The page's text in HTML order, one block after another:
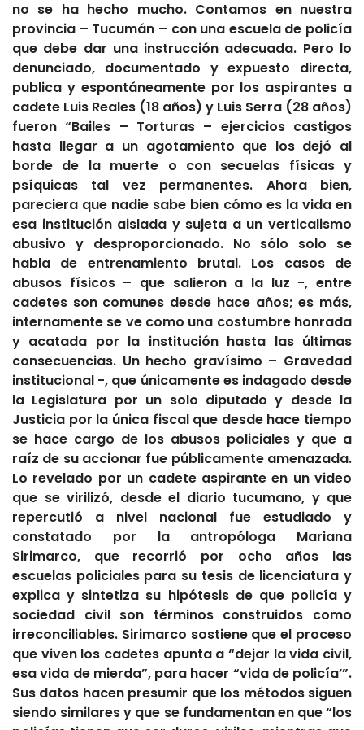
no se ha hecho mucho. Contamos en nuestra
provincia – Tucumán – con una escuela de policía
que debe dar una instrucción adecuada. Pero lo
denunciado, documentado y expuesto directa,
publica y espontáneamente por los aspirantes a
cadete Luis Reales (18 años) y Luis Serra (28 años)
fueron “Bailes – Torturas – ejercicios castigos
hasta llegar a un agotamiento que los dejó al
borde de la muerte o con secuelas físicas y
psíquicas tal vez permanentes. Ahora bien,
pareciera que nadie sabe bien cómo es la vida en
esa institución aislada y sujeta a un verticalismo
abusivo y desproporcionado. No sólo solo se
habla de entrenamiento brutal. Los casos de
abusos físicos – que salieron a la luz -, entre
cadetes son comunes desde hace años; es más,
internamente se ve como una costumbre honrada
y acatada por la institución hasta las últimas
consecuencias. Un hecho gravísimo – Gravedad
institucional -, que únicamente es indagado desde
la Legislatura por un solo diputado y desde la
Justicia por la única fiscal que desde hace tiempo
se hace cargo de los abusos policiales y que a
raíz de su accionar fue públicamente amenazada.
Lo revelado por un cadete aspiranteen un video
que se virilizó, desde el diario tucumano, y que
repercutió a nivel nacional fue estudiado y
constatado por la antropóloga Mariana
Sirimarco, que recorrió por ocho años las
escuelas policiales para su tesis de licenciatura y
explicay sintetiza su hipótesis de que policía y
sociedad civil son términos construidos como
irreconciliables. Sirimarco sostiene que el proceso
que viven los cadetes apunta a “dejar la vida civil,
esa vida de mierda”, para hacer “vida de policía’”.
Sus datos hacen presumir que los métodos siguen
siendo similares y que se fundamentan en que “los